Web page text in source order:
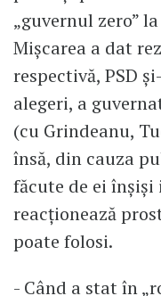
„guvernul zero”
Mișcarea a dat
respectivă, PSD
alegeri, a
(cu Grindeanu,
însă, din cauza
făcute de ei
reacționează
poate folosi.
- Când a stat în